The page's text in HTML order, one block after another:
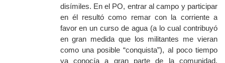
disímiles. En el PO, entrar al campo y participar
en él resultó como remar con la corriente a
favor en un curso de agua (a lo cual contribuyó
en gran medida que los militantes me vieran
como una posible “conquista”), al poco tiempo
ya conocía a gran parte de la comunidad,